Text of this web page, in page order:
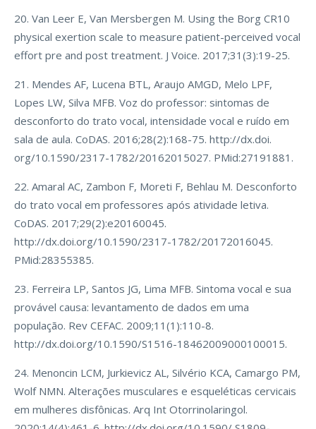
20. Van Leer E, Van Mersbergen M. Using the Borg CR10
physical exertion scale to measure patient-perceived vocal
effort pre and post treatment. J Voice. 2017;31(3):19-25.
21. Mendes AF, Lucena BTL, Araujo AMGD, Melo LPF,
Lopes LW, Silva MFB. Voz do professor: sintomas de
desconforto do trato vocal, intensidade vocal e ruído em
sala de aula. CoDAS. 2016;28(2):168-75. http://dx.doi.
org/10.1590/2317-1782/20162015027. PMid:27191881.
22. Amaral AC, Zambon F, Moreti F, Behlau M. Desconforto
do trato vocal em professores após atividade letiva.
CoDAS. 2017;29(2):e20160045.
http://dx.doi.org/10.1590/2317-1782/20172016045.
PMid:28355385.
23. Ferreira LP, Santos JG, Lima MFB. Sintoma vocal e sua
provável causa: levantamento de dados em uma
população. Rev CEFAC. 2009;11(1):110-8.
http://dx.doi.org/10.1590/S1516-18462009000100015.
24. Menoncin LCM, Jurkievicz AL, Silvério KCA, Camargo PM,
Wolf NMN. Alterações musculares e esqueléticas cervicais
em mulheres disfônicas. Arq Int Otorrinolaringol.